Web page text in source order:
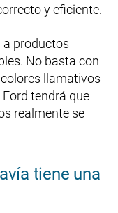
y eficiente.
a productos
No basta con
llamativos
tendrá que
realmente se
tiene una